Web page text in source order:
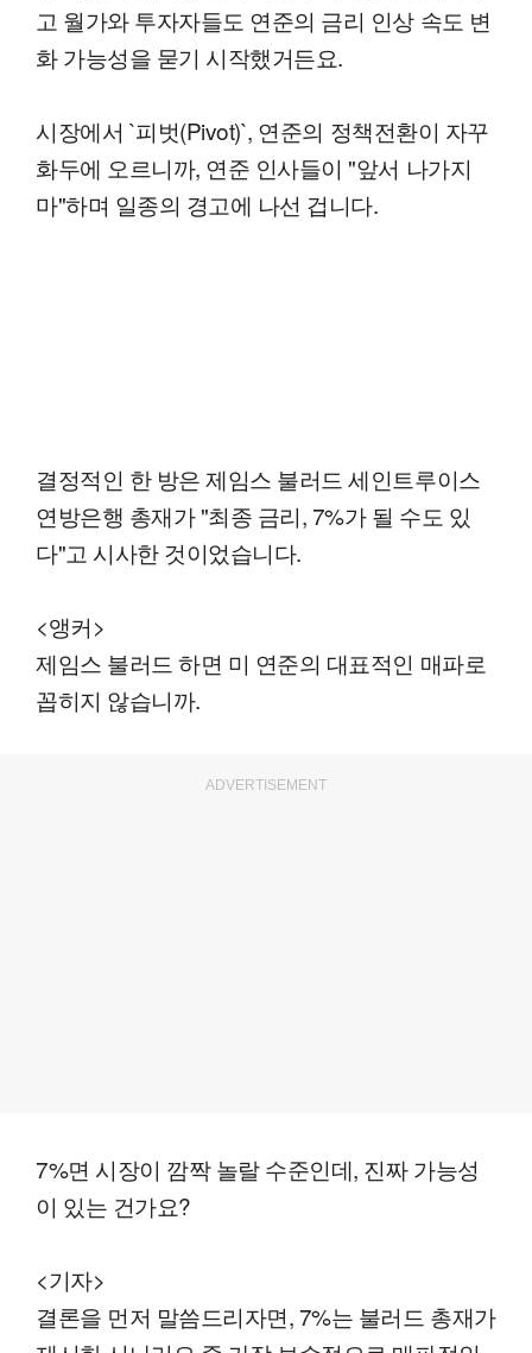
고 월가와 투자자들도 연준의 금리 인상 속도 변
화 가능성을 묻기 시작했거든요.
시장에서 `피벗(Pivot)`, 연준의 정책전환이 자꾸
화두에 오르니까, 연준 인사들이 "앞서 나가지
마"하며 일종의 경고에 나선 겁니다.
결정적인 한 방은 제임스 불러드 세인트루이스
연방은행 총재가 "최종 금리, 7%가 될 수도 있
다"고 시사한 것이었습니다.
<앵커>
제임스 불러드 하면 미 연준의 대표적인 매파로
꼽히지 않습니까.
ADVERTISEMENT
7%면 시장이 깜짝 놀랄 수준인데, 진짜 가능성
이 있는 건가요?
<기자>
결론을 먼저 말씀드리자면, 7%는 불러드 총재가